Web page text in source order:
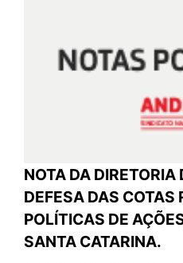
NOTA DA
DEFESA DAS COTAS
POLÍTICAS DE
SANTA CATARINA.